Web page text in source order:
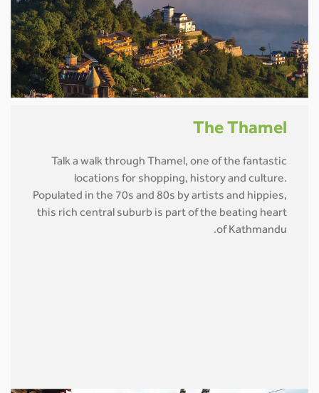
The Thamel
Talk a walk through Thamel, one of the fantastic
locations for shopping, history and culture.
Populated in the 70s and 80s by artists and hippies,
this rich central suburb is part of the beating heart
of Kathmandu
.